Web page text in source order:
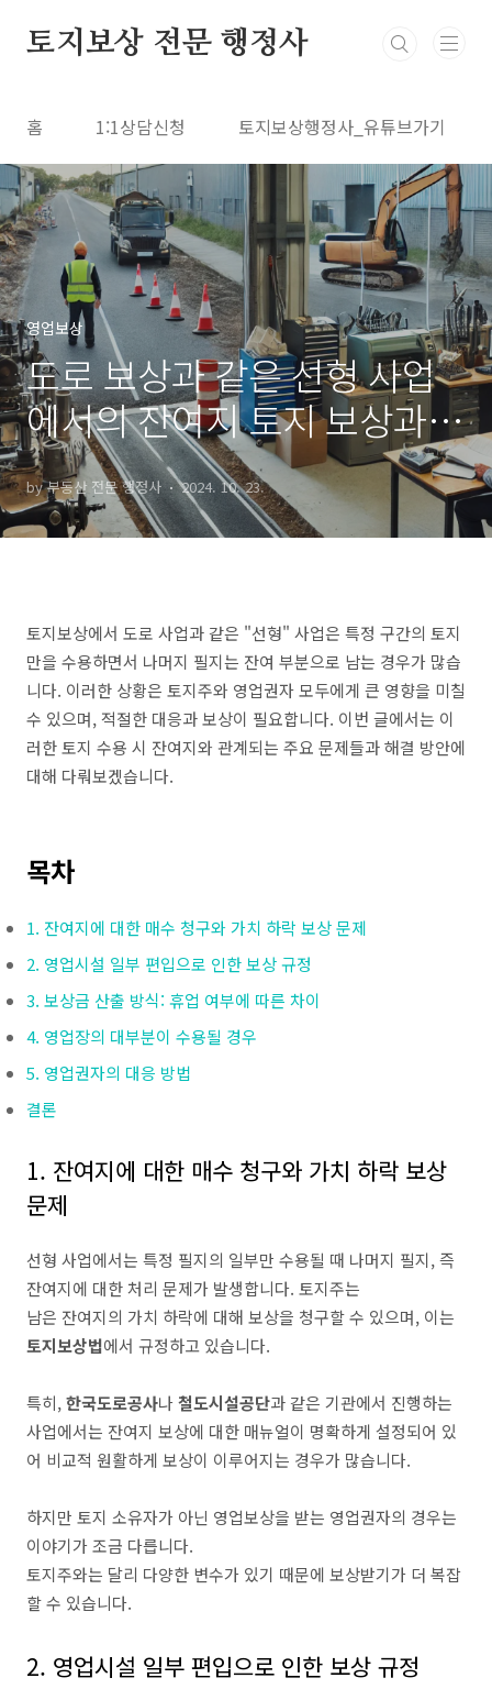
토지보상 전문 행정사
홈 1:1상담신청 토지보상행정사_유튜브가기
영업보상
도로 보상과 같은 선형 사업
에서의 잔여지 토지 보상과
영업권 보상
by 부동산 전문 행정사 2024. 10. 23.
토지보상에서 도로 사업과 같은 "선형" 사업은 특정 구간의 토지
만을 수용하면서 나머지 필지는 잔여 부분으로 남는 경우가 많습
니다. 이러한 상황은 토지주와 영업권자 모두에게 큰 영향을 미칠
수 있으며, 적절한 대응과 보상이 필요합니다. 이번 글에서는 이
러한 토지 수용 시 잔여지와 관계되는 주요 문제들과 해결 방안에
대해 다뤄보겠습니다.
목차
1. 잔여지에 대한 매수 청구와 가치 하락 보상 문제
2. 영업시설 일부 편입으로 인한 보상 규정
3. 보상금 산출 방식: 휴업 여부에 따른 차이
4. 영업장의 대부분이 수용될 경우
5. 영업권자의 대응 방법
결론
1. 잔여지에 대한 매수 청구와 가치 하락 보상
문제
선형 사업에서는 특정 필지의 일부만 수용될 때 나머지 필지, 즉
잔여지에 대한 처리 문제가 발생합니다. 토지주는
남은 잔여지의 가치 하락에 대해 보상을 청구할 수 있으며, 이는
토지보상법에서 규정하고 있습니다.
특히,한국도로공사나 철도시설공단과 같은 기관에서 진행하는
사업에서는 잔여지 보상에 대한 매뉴얼이 명확하게 설정되어 있
어 비교적 원활하게 보상이 이루어지는 경우가 많습니다.
하지만 토지 소유자가 아닌 영업보상을 받는 영업권자의 경우는
이야기가 조금 다릅니다.
토지주와는 달리 다양한 변수가 있기 때문에 보상받기가 더 복잡
할 수 있습니다.
2. 영업시설 일부 편입으로 인한 보상 규정